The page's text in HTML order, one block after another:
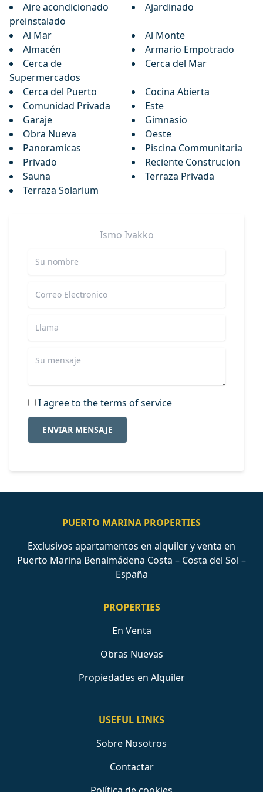
Aire acondicionado
preinstalado
Ajardinado
Al Mar
Al Monte
Almacén
Armario Empotrado
Cerca de
Supermercados
Cerca del Mar
Cerca del Puerto
Cocina Abierta
Comunidad Privada
Este
Garaje
Gimnasio
Obra Nueva
Oeste
Panoramicas
Piscina Communitaria
Privado
Reciente Construcion
Sauna
Terraza Privada
Terraza Solarium
Ismo Ivakko
I agree to the terms of service
ENVIAR MENSAJE
PUERTO MARINA PROPERTIES
Exclusivos apartamentos en alquiler y venta en
Puerto Marina Benalmádena Costa – Costa del Sol –
España
PROPERTIES
En Venta
Obras Nuevas
Propiedades en Alquiler
USEFUL LINKS
Sobre Nosotros
Contactar